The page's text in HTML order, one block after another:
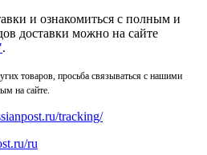
и ознакомиться с полным и
доставки можно на сайте
.
товаров, просьба связываться с нашими
на сайте.
tracking/
ru